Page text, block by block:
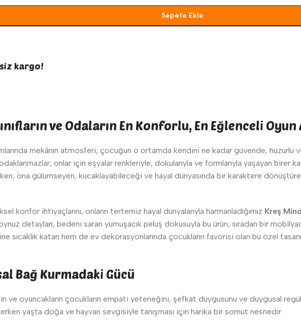
Sepete Ekle
kargo!
ve Odaların En Konforlu, En Eğlenceli Oyun
mekânın atmosferi, çocuğun o ortamda kendini ne kadar güvende,
onlar için eşyalar renkleriyle, dokularıyla ve formlarıyla yaşayan birer
ona gülümseyen, kucaklayabileceği ve hayal dünyasında bir karaktere
konfor ihtiyaçlarını, onların tertemiz hayal dünyalarıyla harmanladığımız Kreş
detayları, bedeni saran yumuşacık peluş dokusuyla bu ürün; sıradan bir
sıcaklık katan hem de ev dekorasyonlarında çocukların favorisi olan bu özel
Bağ Kurmadaki Gücü
ve oyuncakların çocukların empati yeteneğini, şefkat duygusunu ve duygusal
yaşta doğa ve hayvan sevgisiyle tanışması için harika bir somut nesnedir.